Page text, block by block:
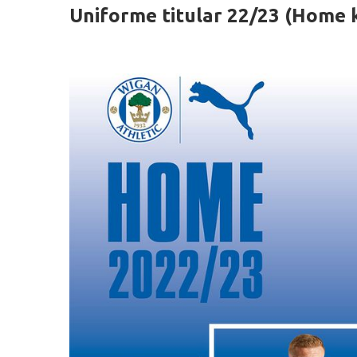
Uniforme titular 22/23 (Home